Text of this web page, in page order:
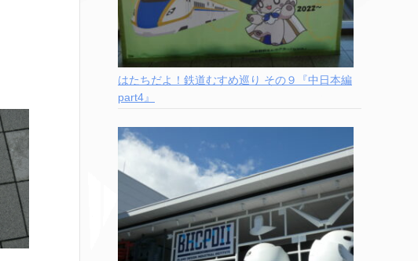
はたちだよ！鉄道むすめ巡り その９『中日本編
part4』